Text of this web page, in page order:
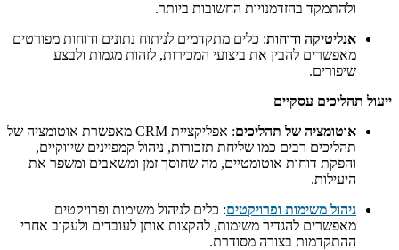
ולהתמקד בהזדמנויות החשובות ביותר.
אנליטיקה ודוחות: כלים מתקדמים לניתוח נתונים ודוחות מפורטים
מאפשרים להבין את ביצועי המכירות, לזהות מגמות ולבצע
שיפורים.
ייעול תהליכים עסקיים
אוטומציה של תהליכים
: אפליקציית CRM מאפשרת אוטומציה של
תהליכים רבים כמו שליחת תזכורות, ניהול קמפיינים שיווקיים,
והפקת דוחות אוטומטיים, מה שחוסך זמן ומשאבים ומשפר את
היעילות.
ניהול משימות ופרויקטים: כלים לניהול משימות ופרויקטים
מאפשרים להגדיר משימות, להקצות אותן לעובדים ולעקוב אחרי
ההתקדמות בצורה מסודרת.